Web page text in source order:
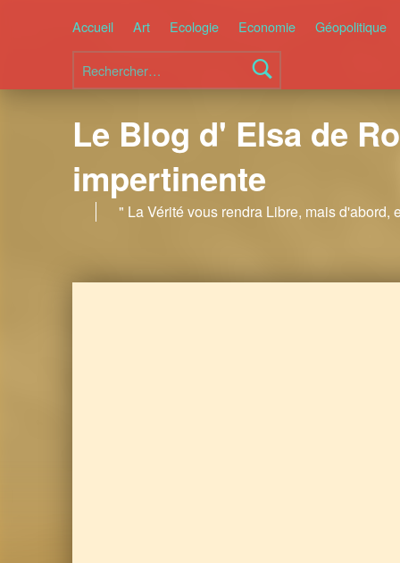
Rechercher :
Accueil Art Ecologie Economie Géopolitique
Le Blog d' Elsa de
impertinente
" La Vérité vous rendra Libre, mais d'abord,